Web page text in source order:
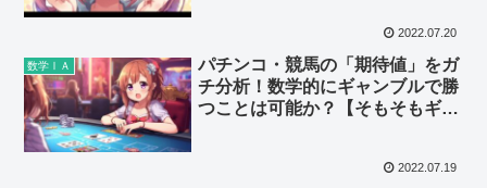
2022.07.20
数学ⅠＡ
パチンコ・競馬の「期待値」をガ
チ分析！数学的にギャンブルで勝
つことは可能か？【そもそもギャ
2022.07.19